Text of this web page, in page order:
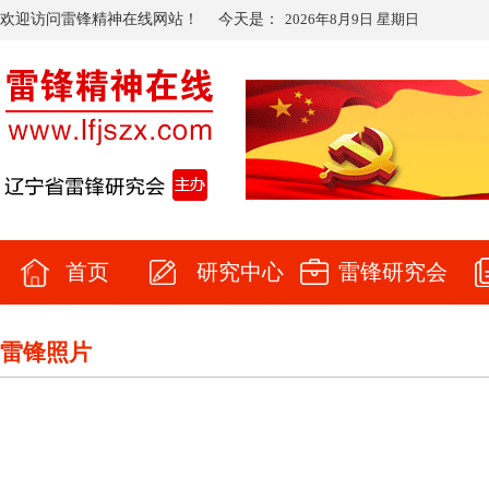
欢迎访问雷锋精神在线网站！ 今天是： 2026年8月9日 星期日
首页 研究中心 雷锋研究会
雷锋照片